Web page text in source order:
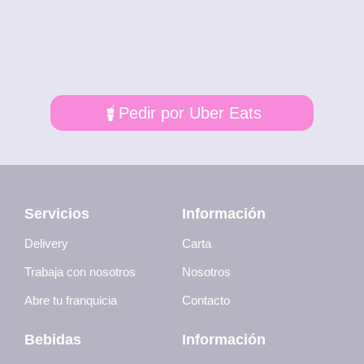
Pedir por Uber Eats
Servicios
Delivery
Trabaja con nosotros
Abre tu franquicia
Información
Carta
Nosotros
Contacto
Bebidas Información